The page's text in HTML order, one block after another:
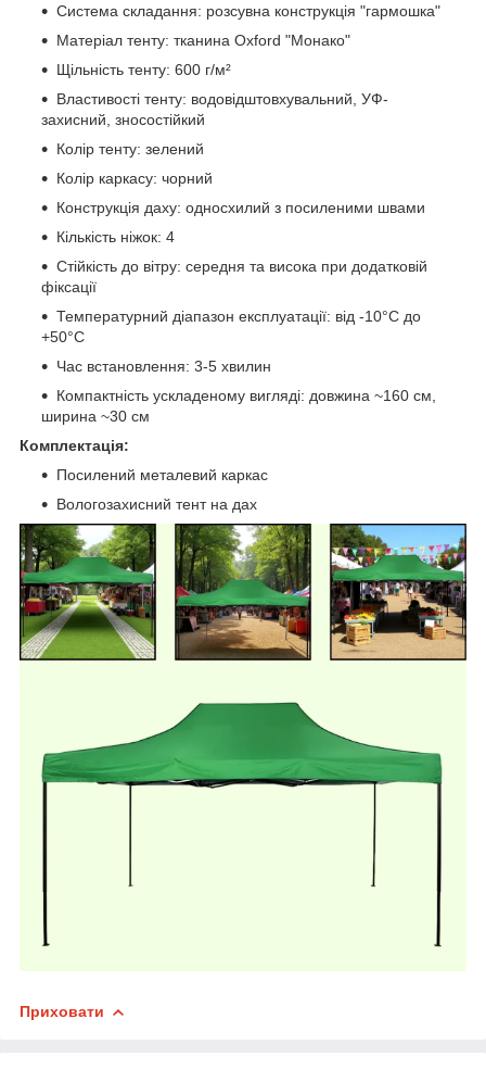
Система складання: розсувна конструкція "гармошка"
Матеріал тенту: тканина Oxford "Монако"
Щільність тенту: 600 г/м²
Властивості тенту: водовідштовхувальний, УФ-
захисний, зносостійкий
Колір тенту: зелений
Колір каркасу: чорний
Конструкція даху: односхилий з посиленими швами
Кількість ніжок: 4
Стійкість до вітру: середня та висока при додатковій
фіксації
Температурний діапазон експлуатації: від -10°C до
+50°C
Час встановлення: 3-5 хвилин
Компактність ускладеному вигляді: довжина ~160 см,
ширина ~30 см
Комплектація:
Посилений металевий каркас
Вологозахисний тент на дах
Приховати